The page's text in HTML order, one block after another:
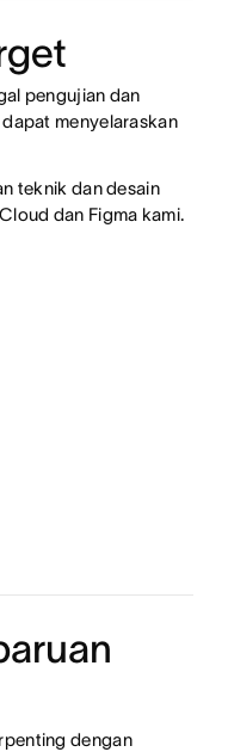
pengujian dan
menyelaraskan
teknik dan desain
dan Figma kami.
dengan